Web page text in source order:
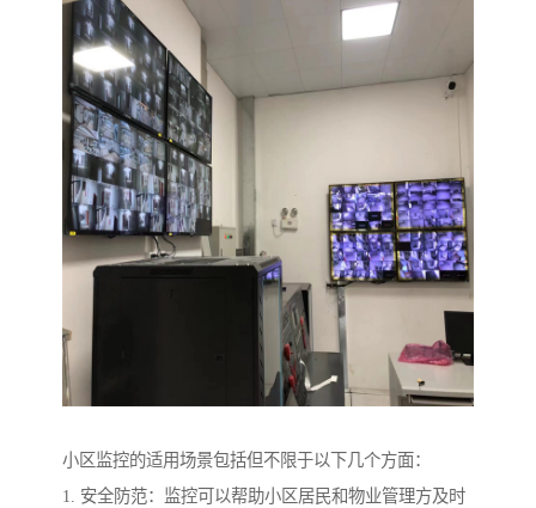
小区监控的适用场景包括但不限于以下几个方面：
1. 安全防范：监控可以帮助小区居民和物业管理方及时